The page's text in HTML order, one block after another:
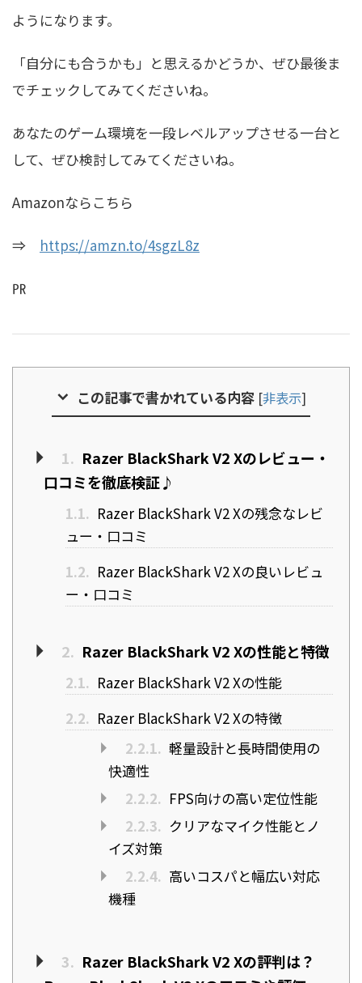
ようになります。
「自分にも合うかも」と思えるかどうか、ぜひ最後ま
でチェックしてみてくださいね。
あなたのゲーム環境を一段レベルアップさせる一台と
して、ぜひ検討してみてくださいね。
Amazonならこちら
⇒ https://amzn.to/4sgzL8z
㏚
この記事で書かれている内容 [非表示]
1. Razer BlackShark V2 Xのレビュー・
口コミを徹底検証♪
1.1. Razer BlackShark V2 Xの残念なレビ
ュー・口コミ
1.2. Razer BlackShark V2 Xの良いレビュ
ー・口コミ
2. Razer BlackShark V2 Xの性能と特徴
2.1. Razer BlackShark V2 Xの性能
2.2. Razer BlackShark V2 Xの特徴
2.2.1. 軽量設計と長時間使用の
快適性
2.2.2. FPS向けの高い定位性能
2.2.3. クリアなマイク性能とノ
イズ対策
2.2.4. 高いコスパと幅広い対応
機種
3. Razer BlackShark V2 Xの評判は？